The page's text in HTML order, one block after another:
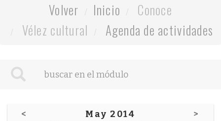
Volver Inicio
Conoce
Vélez cultural
Agenda de actividades
< May 2014 >